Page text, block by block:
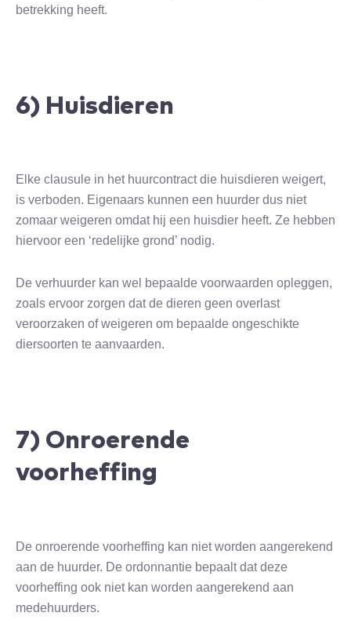
betrekking heeft.
6) Huisdieren
Elke clausule in het huurcontract die huisdieren weigert,
is verboden. Eigenaars kunnen een huurder dus niet
zomaar weigeren omdat hij een huisdier heeft. Ze hebben
hiervoor een ‘redelijke grond’ nodig.
De verhuurder kan wel bepaalde voorwaarden opleggen,
zoals ervoor zorgen dat de dieren geen overlast
veroorzaken of weigeren om bepaalde ongeschikte
diersoorten te aanvaarden.
7) Onroerende
voorheffing
De onroerende voorheffing kan niet worden aangerekend
aan de huurder. De ordonnantie bepaalt dat deze
voorheffing ook niet kan worden aangerekend aan
medehuurders.